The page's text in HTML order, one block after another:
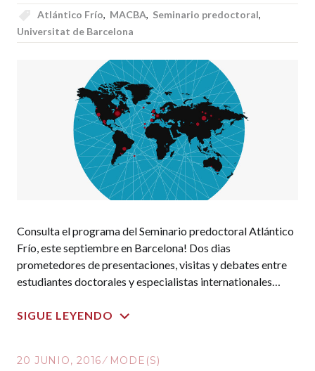
Atlántico Frío, MACBA, Seminario predoctoral,
Universitat de Barcelona
Consulta el programa del Seminario predoctoral Atlántico
Frío, este septiembre en Barcelona! Dos dias
prometedores de presentaciones, visitas y debates entre
estudiantes doctorales y especialistas internationales…
SIGUE LEYENDO
20 JUNIO, 2016 MODE(S)